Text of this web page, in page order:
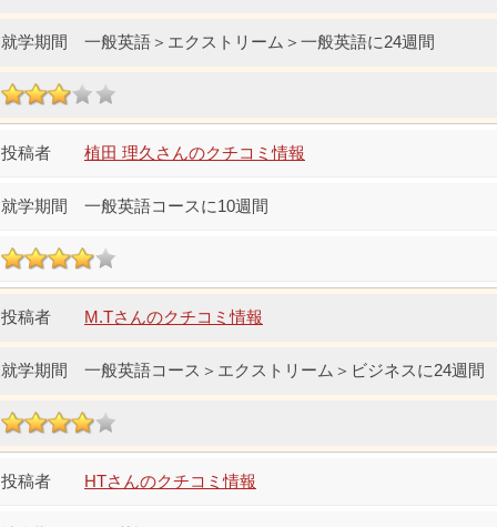
一般英語＞エクストリーム＞一般英語に24週間
植田 理久さんのクチコミ情報
一般英語コースに10週間
M.Tさんのクチコミ情報
一般英語コース＞エクストリーム＞ビジネスに24週間
HTさんのクチコミ情報